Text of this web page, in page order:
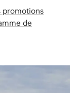
promotions
de